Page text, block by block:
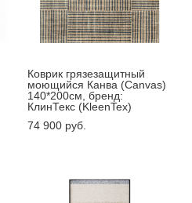
Коврик грязезащитный
моющийся Канва (Canvas)
140*200см, бренд:
КлинТекс (KleenTex)
74 900 pуб.